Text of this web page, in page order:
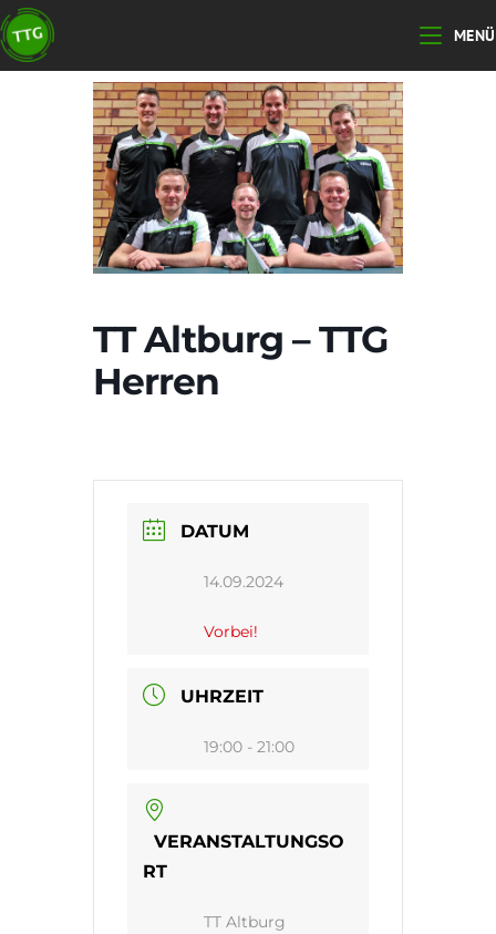
Zum
Inhalt
springen
MENÜ
TT Altburg – TTG
Herren
DATUM
14.09.2024
Vorbei!
UHRZEIT
19:00 - 21:00
VERANSTALTUNGSO
RT
TT Altburg